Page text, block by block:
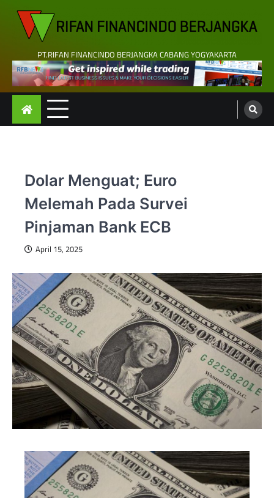
content
PT.RIFAN FINANCINDO BERJANGKA CABANG YOGYAKARTA
Dolar Menguat; Euro
Melemah Pada Survei
Pinjaman Bank ECB
April 15, 2025